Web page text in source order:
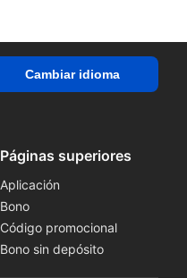
Cambiar idioma
Páginas superiores
Aplicación
Bono
Código promocional
Bono sin depósito